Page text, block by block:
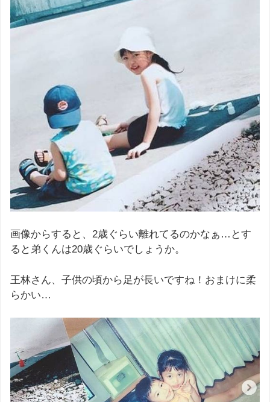
画像からすると、2歳ぐらい離れてるのかなぁ…とす
ると弟くんは20歳ぐらいでしょうか。
王林さん、子供の頃から足が長いですね！おまけに柔
らかい…